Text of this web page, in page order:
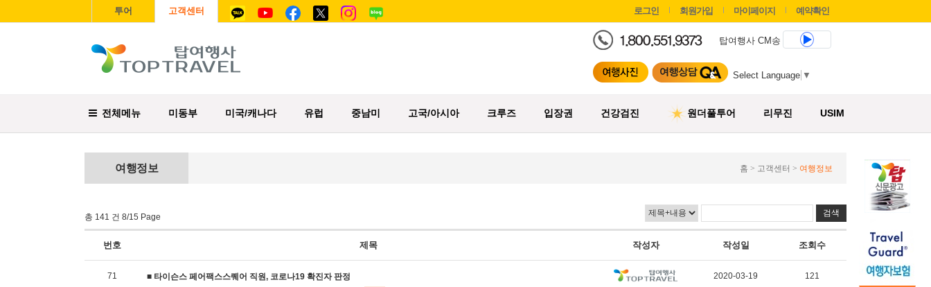
투어 고객센터 로그인 회원가입 마이페이지 예약확인
탑여행사 CM송
Select Language ▼
전체메뉴 미동부 미국/캐나다 유럽 중남미 고국/아시아 크루즈 입장권 건강검진 원더풀투어 리무진 USIM
홈 > 고객센터 > 여행정보
여행정보
총 141 건 8/15 Page
번호 제목 작성자 작성일 조회수
71 ■ 타이슨스 페어팩스스퀘어 직원, 코로나19 확진자 판정 2020-03-19 121